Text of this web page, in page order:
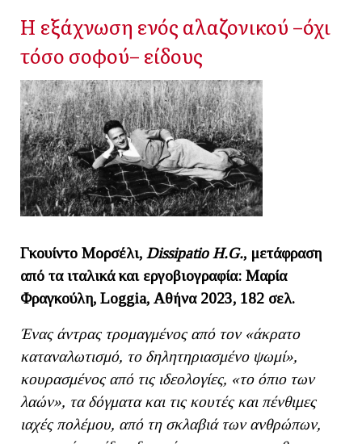
Η εξάχνωση ενός αλαζονικού –όχι
τόσο σοφού– είδους
Γκουίντο Μορσέλι, Dissipatio H.G., μετάφραση
από τα ιταλικά και εργοβιογραφία: Μαρία
Φραγκούλη, Loggia, Αθήνα 2023, 182 σελ.
Ένας άντρας τρομαγμένος από τον «άκρατο
καταναλωτισμό, το δηλητηριασμένο ψωμί»,
κουρασμένος από τις ιδεολογίες, «το όπιο των
λαών», τα δόγματα και τις κουτές και πένθιμες
ιαχές πολέμου, από τη σκλαβιά των ανθρώπων,